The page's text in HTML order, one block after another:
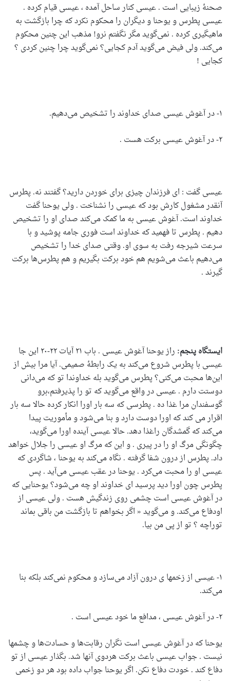
صحنۀ زیبایی است . عیسی کنار سا‌حل آمده ، عیسی قیام کرده .
عیسی پطرس و یوحنا و دیگران را محکوم نکرد که چرا بازگشت به
ماهیگیری کرده . نمی‌گوید مگر نگفتم نرو! مذهب این چنین محکوم
می‌کند. ولی فیض می‌گوید آدم کجایی؟ نمی‌گوید چرا چنین کردی ؟
کجایی !
۱- در آغوش عیسی صدای خداوند را تشخیص می‌دهیم.
۲- در آغوش عیسی برکت هست .
عیسی گفت : ای فرزندان چیزی برای خوردن دارید؟ گفتند نه. پطرس
آنقدر مشغول کارش بود که عیسی را نشناخت . ولی یوحنا گفت
خداوند است. آغوش عیسی به ما کمک می‌کند صدای او را تشخیص
دهیم . پطرس تا فهمید که خداوند است فوری جامه پوشید و با
سرعت شیرجه رفت به سوی او. وقتی صدای خدا را تشخیص
می‌دهیم باعث می‌شویم هم خود برکت بگیریم و هم پطرس‌ها برکت
گیرند .
ایستگاه پنجم:
راز یوحنا آغوش عیسی . باب ۲۱ آیات ۲۲-۲۰ این جا
عیسی با پطرس شروع می‌کند به یک رابطۀ صمیمی. آیا مرا بیش از
این‌ها محبت می‌کنی؟ پطرس می‌گوید بله خداوندا تو که می‌دانی
دوستت دارم . عیسی در واقع می‌گوید که تو را پذیرفتم،برو
گوسفندان مرا غذا ده . پطرسی که سه بار اورا انکار کرده حالا سه بار
اقرار می کند که اورا دوست دارد و بنا می‌شود و مأموریت پیدا
می‌کند که گمشدگان راغذا دهد. حالا عیسی آینده اورا می‌گوید،
چگونگی مرگ او را در پیری . و این که مرگ او عیسی را جلال خواهد
داد. پطرس از درون شفا گرفته . نگاه می‌کند به یوحنا ، شاگردی که
عیسی او را محبت می‌کرد . یوحنا در عقب عیسی می‌آید . پس
پطرس چون اورا دید پرسید ای خداوند او چه می‌شود؟ یوحنایی که
در آغوش عیسی است چشمی روی زندگیش هست . ولی عیسی از
اودفاع می‌کند. و می‌گوید « اگر بخواهم تا بازگشت من باقی بماند
توراچه ؟ تو از پی من بیا.
۱- عیسی از زخمها ی درون آزاد می‌سازد و محکوم نمی‌کند بلکه بنا
می‌کند.
۲- در آغوش عیسی ، مدافع ما خود عیسی است .
یوحنا که در آغوش عیسی است نگران رقابت‌ها و حسادت‌ها و چشمها
نیست . جواب عیسی باعث برکت هردوی آنها شد. بگذار عیسی از تو
دفاع کند . خودت دفاع نکن. اگر یوحنا جواب داده بود هر دو زخمی